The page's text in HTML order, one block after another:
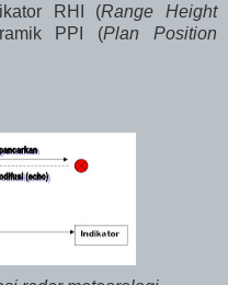
RHI (Range Height
PPI (Plan Position